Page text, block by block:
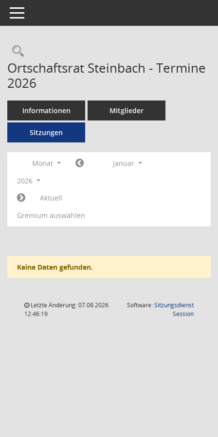
Toggle navigation
Rechercheauswahl
Ortschaftsrat Steinbach - Termine
2026
Informationen Mitglieder
Sitzungen
Monat
Januar
2026
Aktuell
Gremium auswählen
Keine Daten gefunden.
Letzte Änderung: 07.08.2026
12:46:19
Software:Sitzungsdienst
Session(Wird in